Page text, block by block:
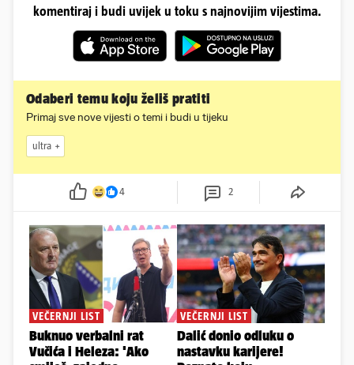
komentiraj i budi uvijek u toku s najnovijim vijestima.
Odaberi temu koju želiš pratiti
Primaj sve nove vijesti o temi i budi u tijeku
ultra
4 2